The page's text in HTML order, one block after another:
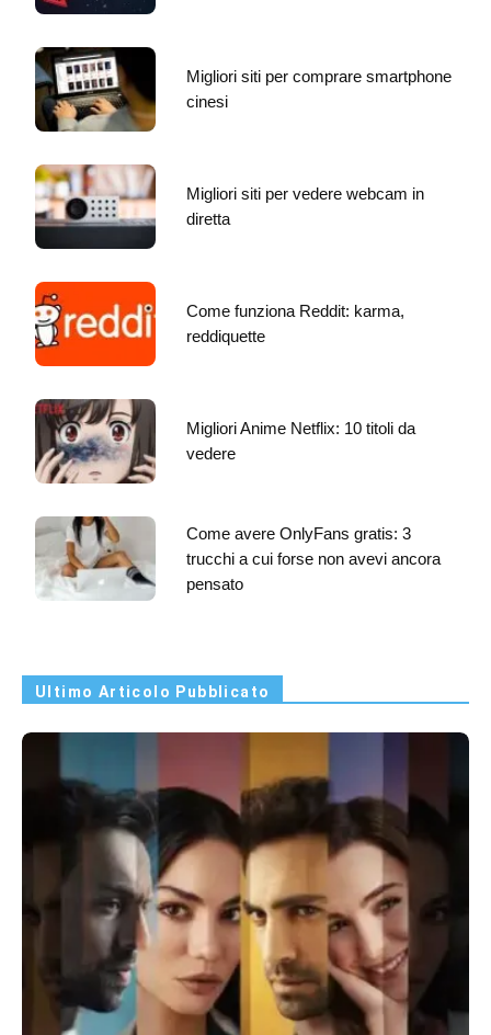
Migliori siti per comprare smartphone
cinesi
Migliori siti per vedere webcam in
diretta
Come funziona Reddit: karma,
reddiquette
Migliori Anime Netflix: 10 titoli da
vedere
Come avere OnlyFans gratis: 3
trucchi a cui forse non avevi ancora
pensato
Ultimo Articolo Pubblicato